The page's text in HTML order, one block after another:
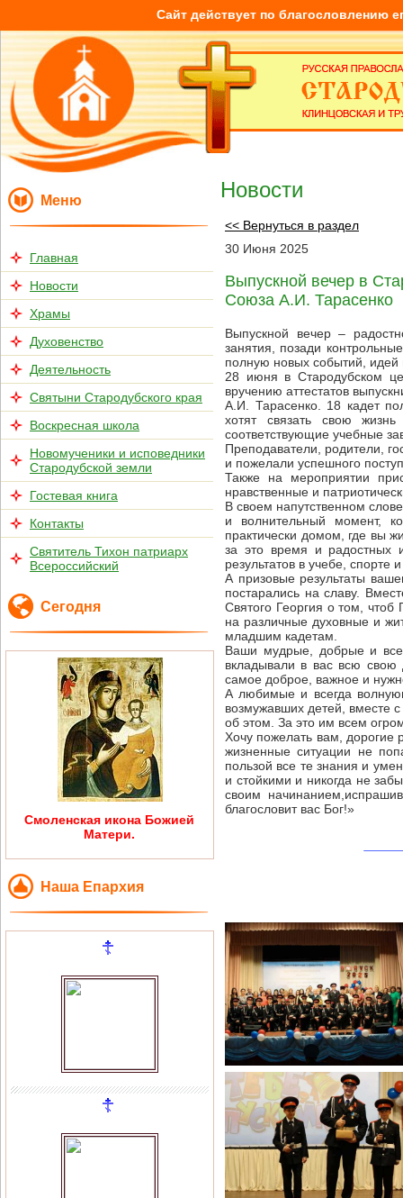
Сайт действует по благословлению
Меню
Главная
Новости
Храмы
Духовенство
Деятельность
Святыни Стародубского края
Воскресная школа
Новомученики и исповедники
Стародубской земли
Гостевая книга
Контакты
Святитель Тихон патриарх
Всероссийский
Сегодня
Смоленская икона Божией
Матери.
Наша Епархия
Новости
<< Вернуться в раздел
30 Июня 2025
Выпускной вечер в
Союза А.И. Тарасенко
Выпускной вечер –
занятия, позади
полную новых событий,
28 июня в Стародубском
вручению аттестатов
А.И. Тарасенко. 18 кадет
хотят связать свою
соответствующие учебные
Преподаватели, родители,
и пожелали успешного
Также на мероприятии
нравственные и
В своем напутственном
и волнительный момент,
практически домом, где вы
за это время и радостных
результатов в учебе, спорте
А призовые результаты
постарались на славу.
Святого Георгия о том,
на различные духовные и
младшим кадетам.
Ваши мудрые, добрые и
вкладывали в вас всю свою
самое доброе, важное и
А любимые и всегда
возмужавших детей, вместе
об этом. За это им всем
Хочу пожелать вам,
жизненные ситуации не
пользой все те знания и
и стойкими и никогда не
своим
благословит вас Бог!»